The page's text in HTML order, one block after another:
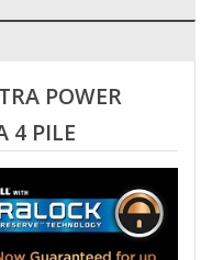
POWER
4 PILE